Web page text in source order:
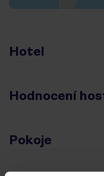
Hotel
Hodnocení
Pokoje